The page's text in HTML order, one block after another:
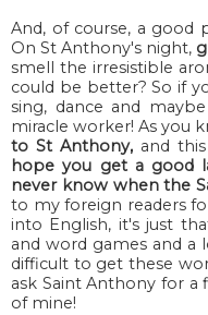
And, of course, a good
On St Anthony's night,
smell the irresistible
could be better? So if
sing, dance and
miracle worker! As you
to St Anthony, and
hope you get a good
never know when the
to my foreign readers
into English, it's just
and word games and
difficult to get these
ask Saint Anthony for
of mine!